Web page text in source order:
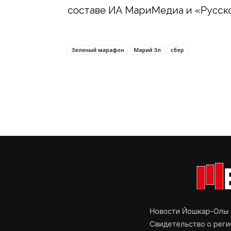
составе ИА МариМедиа и
Зеленый марафон Марий Эл сбер
Новости Йошкар-Олы
Свидетельство о